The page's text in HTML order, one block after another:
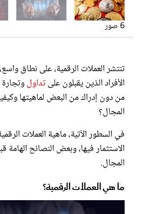
6 صور
تنتشر العملات الرقمية، على نطاق
الأفراد الذين يقبلون علىتداولوتجارة
من دون إدراك من البعض لماهيتها
المجال؟
في السطور الآتية، ماهية العملات
الاستثمار فيها، وبعض النصائح الهامة
المجال.
ما هي العملات الرقمية؟
مجلة سيدتي
غلاف رفمي